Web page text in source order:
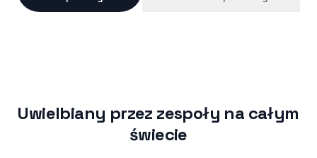
Uwielbiany przez zespoły na całym
świecie